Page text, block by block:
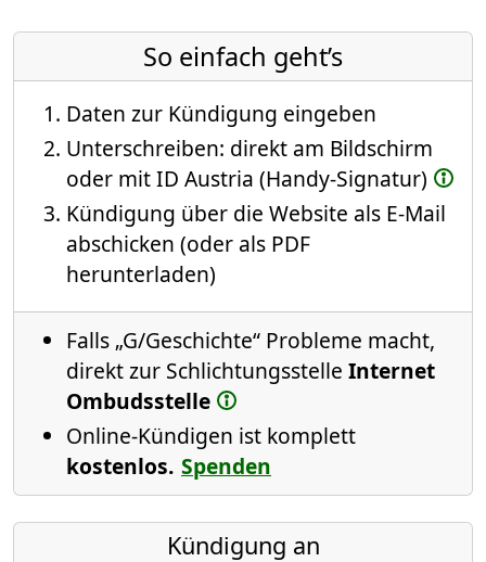
So einfach geht’s
Daten zur Kündigung eingeben
Unterschreiben: direkt am Bildschirm
oder mit ID Austria (Handy-Signatur)
Kündigung über die Website als E-Mail
abschicken (oder als PDF
herunterladen)
Falls „G/Geschichte“ Probleme macht,
direkt zur Schlichtungsstelle Internet
Ombudsstelle
Online-Kündigen ist komplett
kostenlos. Spenden
Kündigung an